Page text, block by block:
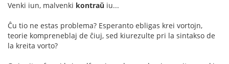
Venki iun, malvenki kontraŭ iu...
Ĉu tio ne estas problema? Esperanto ebligas krei vortojn,
teorie kompreneblaj de ĉiuj, sed kiurezulte pri la sintakso de
la kreita vorto?